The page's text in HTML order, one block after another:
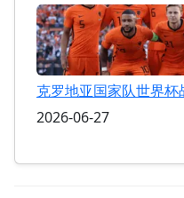
克罗地亚国家队世界杯
2026-06-27